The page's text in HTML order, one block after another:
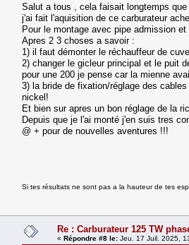
Salut a tous , cela faisait longtemps
j'ai fait l'aquisition de ce carburateur
Pour le montage avec pipe admission
Apres 2 3 choses a savoir :
1) il faut démonter le réchauffeur de
2) changer le gicleur principal et le puit
pour une 200 je pense car la mienne
3) la bride de fixation/réglage des
nickel!
Et bien sur apres un bon réglage de la
Depuis que je l'ai monté j'en suis tres
@ + pour de nouvelles aventures !!!
Si tes résultats ne sont pas a la hauteur de tes
Re : Carburateur 125 TW
« Répondre #8 le: Jeu. 17 Juil. 2025,